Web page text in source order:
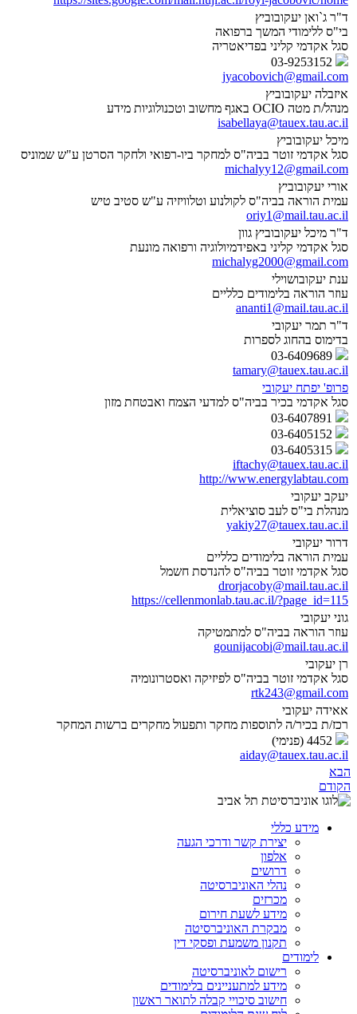
ד"ר ג`ואן יעקובוביץ
בי"ס ללימודי המשך ברפואה
סגל אקדמי קליני בפדיאטריה
jyacobovich@gmail.com
איזבלה יעקובוביץ
מנהל/ת מטה OCIO באגף מחשוב וטכנולוגיות מידע
isabellaya@tauex.tau.ac.il
מיכל יעקובוביץ
סגל אקדמי זוטר בביה"ס למחקר ביו-רפואי ולחקר הסרטן ע"ש שמוניס
michalyy12@gmail.com
אורי יעקובוביץ
עמית הוראה בביה"ס לקולנוע וטלוויזיה ע"ש סטיב טיש
oriy1@mail.tau.ac.il
ד"ר מיכל יעקובוביץ גוון
סגל אקדמי קליני באפידמיולוגיה ורפואה מונעת
michalyg2000@gmail.com
ענת יעקובושוילי
עוזר הוראה בלימודים כלליים
ananti1@mail.tau.ac.il
ד"ר תמר יעקובי
בדימוס בהחוג לספרות
tamary@tauex.tau.ac.il
פרופ' יפתח יעקובי
סגל אקדמי בכיר בביה"ס למדעי הצמח ואבטחת מזון
iftachy@tauex.tau.ac.il
http://www.energylabtau.com
יעקב יעקובי
מנהלת בי"ס לעב סוציאלית
yakiy27@tauex.tau.ac.il
דרור יעקובי
עמית הוראה בלימודים כלליים
סגל אקדמי זוטר בביה"ס להנדסת חשמל
drorjacoby@mail.tau.ac.il
https://cellenmonlab.tau.ac.il/?page_id=115
גוני יעקובי
עוזר הוראה בביה"ס למתמטיקה
gounijacobi@mail.tau.ac.il
רן יעקובי
סגל אקדמי זוטר בביה"ס לפיזיקה ואסטרונומיה
rtk243@gmail.com
אאידה יעקובי
רכז/ת בכיר/ה לתוספות מחקר ותפעול מחקרים ברשות המחקר
aiday@tauex.tau.ac.il
הבא
הקודם
מידע כללי
יצירת קשר ודרכי הגעה
אלפון
דרושים
נהלי האוניברסיטה
מכרזים
מידע לשעת חירום
מבקרת האוניברסיטה
תקנון משמעת ופסקי דין
לימודים
רישום לאוניברסיטה
מידע למתעניינים בלימודים
חישוב סיכויי קבלה לתואר ראשון